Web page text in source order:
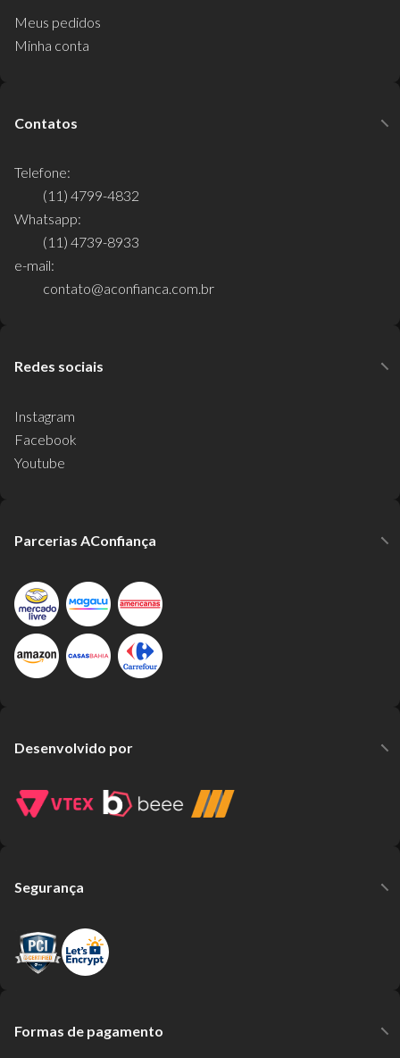
Meus pedidos
Minha conta
Contatos
Telefone:
(11) 4799-4832
Whatsapp:
(11) 4739-8933
e-mail:
contato@aconfianca.com.br
Redes sociais
Instagram
Facebook
Youtube
Parcerias AConfiança
Desenvolvido por
Segurança
Formas de pagamento